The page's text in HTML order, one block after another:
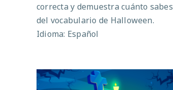
correcta y demuestra cuánto sabes
del vocabulario de Halloween.
Idioma: Español